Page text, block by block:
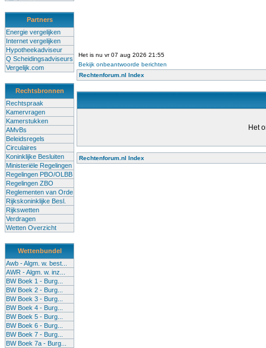
Partners
Energie vergelijken
Internet vergelijken
Hypotheekadviseur
Q Scheidingsadviseurs
Vergelijk.com
Rechtsbronnen
Rechtspraak
Kamervragen
Kamerstukken
AMvBs
Beleidsregels
Circulaires
Koninklijke Besluiten
Ministeriële Regelingen
Regelingen PBO/OLBB
Regelingen ZBO
Reglementen van Orde
Rijkskoninklijke Besl.
Rijkswetten
Verdragen
Wetten Overzicht
Wettenbundel
Awb - Algm. w. best...
AWR - Algm. w. inz...
BW Boek 1 - Burg...
BW Boek 2 - Burg...
BW Boek 3 - Burg...
BW Boek 4 - Burg...
BW Boek 5 - Burg...
BW Boek 6 - Burg...
BW Boek 7 - Burg...
BW Boek 7a - Burg...
Het is nu vr 07 aug 2026 21:55
Bekijk onbeantwoorde berichten
Rechtenforum.nl Index
Het
Rechtenforum.nl Index